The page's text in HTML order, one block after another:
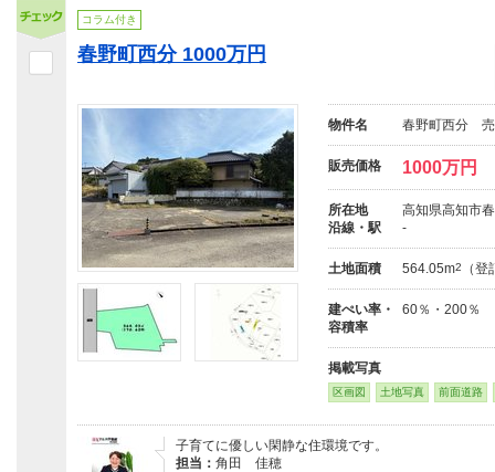
コラム付き
春野町西分 1000万円
物件名 春野町西分
販売価格 1000万円
所在地
高知県高知市
沿線・駅
-
土地面積 564.05m2 （登
建ぺい率・
容積率
60％・200％
掲載写真
区画図 土地写真 前面道路
子育てに優しい閑静な住環境です。
担当： 角田 佳穂